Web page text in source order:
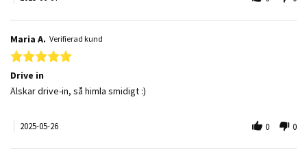
Maria A. Verifierad kund
5.0 star rating
Drive in
Review by Maria A. on 26 May 2025
review stating Drive in
Älskar drive-in, så himla smidigt :)
2025-05-26 0 0